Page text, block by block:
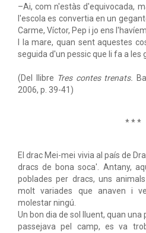
–Ai, com n'estàs d'equivocada,
l'escola es convertia en un
Carme, Víctor, Pep i jo ens
I la mare, quan sent aquestes
seguida d'un pessic que li fa a les
(Del llibre Tres contes trenats.
2006, p. 39-41)
* * *
El drac Mei-mei vivia al país de
dracs de bona soca'. Antany,
poblades per dracs, uns
molt variades que anaven i
molestar ningú.
Un bon dia de sol lluent, quan
passejava pel camp, es va